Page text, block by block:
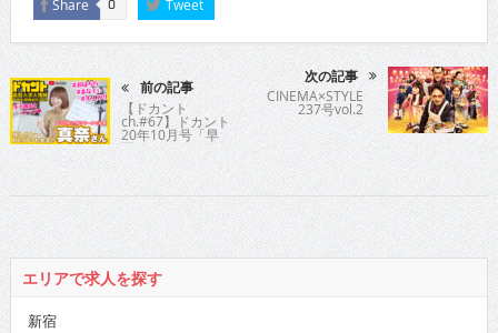
Share 0 Tweet
前の記事
【ドカント
ch.#67】ドカント
20年10月号「早
耳！エンタメ・イ
ンタビュー548」
真奈さんインタビ
ュー動画第1弾！
次の記事
CINEMA×STYLE
237号vol.2
エリアで求人を探す
新宿